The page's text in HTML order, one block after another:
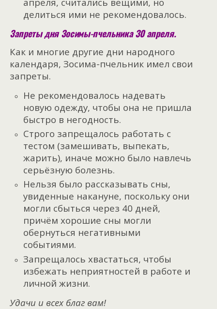
делиться ими не рекомендовалось.
Запреты дня Зосимы-пчельника 30 апреля.
Как и многие другие дни народного
календаря, Зосима-пчельник имел свои
запреты.
Не рекомендовалось надевать
новую одежду, чтобы она не пришла
быстро в негодность.
Строго запрещалось работать с
тестом (замешивать, выпекать,
жарить), иначе можно было навлечь
серьёзную болезнь.
Нельзя было рассказывать сны,
увиденные накануне, поскольку они
могли сбыться через 40 дней,
причём хорошие сны могли
обернуться негативными
событиями.
Запрещалось хвастаться, чтобы
избежать неприятностей в работе и
личной жизни.
Удачи и всех благ вам!